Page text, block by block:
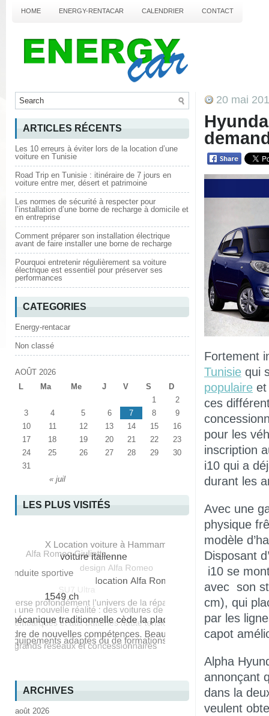
HOME ENERGY-RENTACAR CALENDRIER CONTACT
20 mai
Fortement
Tunisie qui
populaire et
ces
pour les
inscription
i10 qui a
durant les
Avec une
physique
modèle
Disposant
i10 se
avec son
cm), qui
par les
capot
Alpha
annonçant
dans la
veulent
ARTICLES RÉCENTS
Les 10 erreurs à éviter lors de la location d’une
voiture en Tunisie
Road Trip en Tunisie : itinéraire de 7 jours en
voiture entre mer, désert et patrimoine
Les normes de sécurité à respecter pour
l’installation d’une borne de recharge à domicile et
en entreprise
Comment préparer son installation électrique
avant de faire installer une borne de recharge
Pourquoi entretenir régulièrement sa voiture
électrique est essentiel pour préserver ses
performances
CATEGORIES
Energy-rentacar
Non classé
AOÛT 2026
L
Ma Me J V S D
« juil
1
2
3
4 5 6 7 8
9
10
11 12 13 14 15
16
17
18 19 20 21 22
23
24
25 26 27 28 29
30
31
LES PLUS VISITÉS
ARCHIVES
août 2026